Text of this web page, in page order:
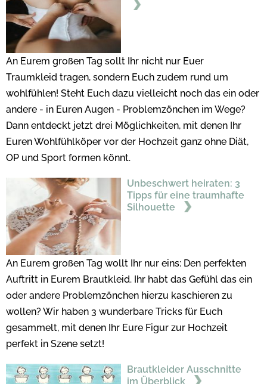
An Eurem großen Tag sollt Ihr nicht nur Euer
Traumkleid tragen, sondern Euch zudem rund um
wohlfühlen! Steht Euch dazu vielleicht noch das ein oder
andere - in Euren Augen - Problemzönchen im Wege?
Dann entdeckt jetzt drei Möglichkeiten, mit denen Ihr
Euren Wohlfühlköper vor der Hochzeit ganz ohne Diät,
OP und Sport formen könnt.
Unbeschwert heiraten: 3
Tipps für eine traumhafte
Silhouette
An Eurem großen Tag wollt Ihr nur eins: Den perfekten
Auftritt in Eurem Brautkleid. Ihr habt das Gefühl das ein
oder andere Problemzönchen hierzu kaschieren zu
wollen? Wir haben 3 wunderbare Tricks für Euch
gesammelt, mit denen Ihr Eure Figur zur Hochzeit
perfekt in Szene setzt!
Brautkleider Ausschnitte
im Überblick